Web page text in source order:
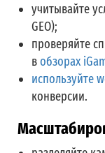
учитывайте
GEO);
проверяйте
вобзорах
используйте
конверсии.